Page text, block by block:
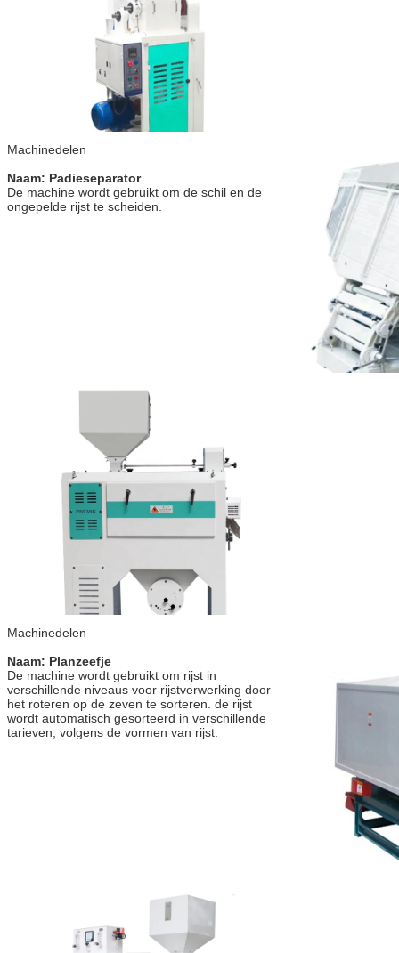
Machinedelen
Naam: Padieseparator
De machine wordt gebruikt om de schil en de
ongepelde rijst te scheiden.
Machinedelen
Naam: Planzeefje
De machine wordt gebruikt om rijst in
verschillende niveaus voor rijstverwerking door
het roteren op de zeven te sorteren. de rijst
wordt automatisch gesorteerd in verschillende
tarieven, volgens de vormen van rijst.